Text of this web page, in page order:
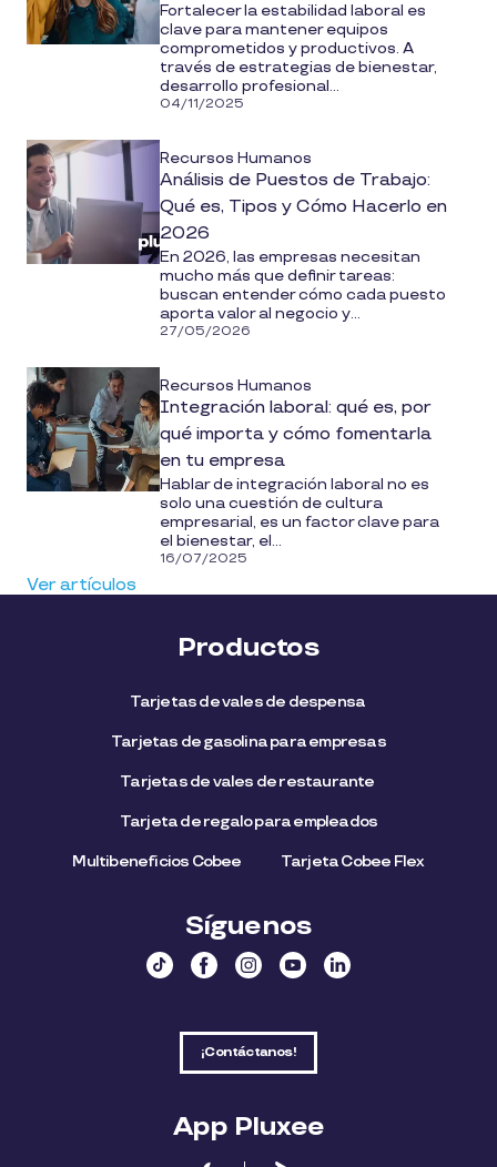
Fortalecer la estabilidad laboral es
clave para mantener equipos
comprometidos y productivos. A
través de estrategias de bienestar,
desarrollo profesional...
04/11/2025
Recursos Humanos
Análisis de Puestos de Trabajo:
Qué es, Tipos y Cómo Hacerlo en
2026
En 2026, las empresas necesitan
mucho más que definir tareas:
buscan entender cómo cada puesto
aporta valor al negocio y...
27/05/2026
Recursos Humanos
Integración laboral: qué es, por
qué importa y cómo fomentarla
en tu empresa
Hablar de integración laboral no es
solo una cuestión de cultura
empresarial, es un factor clave para
el bienestar, el...
16/07/2025
Ver artículos
Productos
Tarjetas de vales de despensa
Tarjetas de gasolina para empresas
Tarjetas de vales de restaurante
Tarjeta de regalo para empleados​
Multibeneficios Cobee Tarjeta Cobee Flex
Síguenos
¡Contáctanos!
App Pluxee